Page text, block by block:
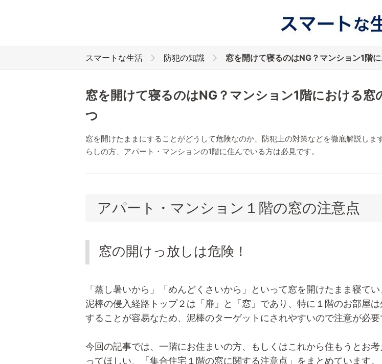
スマートな生活 防犯の知識 窓を開けて寝るのはNG？マンション1階
窓を開けて寝るのはNG？マンション1階における窓
つ
窓を開けたままにすることがどうして危険なのか、防犯上の対策などを徹底解説しま
らしの方、アパート・マンションの1階に住んでいる方は必見です。
アパート・マンション１階の窓の注意点
窓の開けっ放しは危険！
「蒸し暑いから」「めんどくさいから」といって窓を開けたまま寝てい
泥棒の侵入経路トップ２は「扉」と「窓」であり、特に１階のお部屋は
することが容易なため、泥棒のターゲットにされやすいので注意が必要
今回の記事では、一階にお住まいの方、もしくはこれから住もうとお
ってほしい、「集合住宅１階の窓に関する注意点」をまとめています。